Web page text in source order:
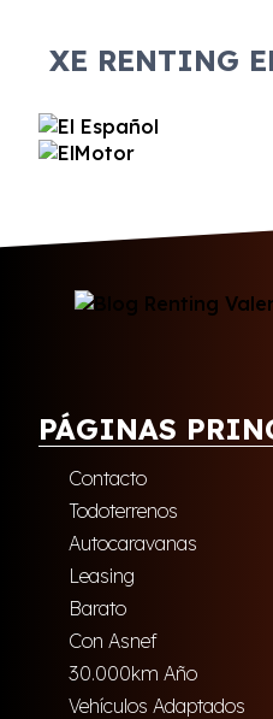
XE RENTING
PÁGINAS
Contacto
Todoterrenos
Autocaravanas
Leasing
Barato
Con Asnef
30.000km Año
Vehículos Adaptados